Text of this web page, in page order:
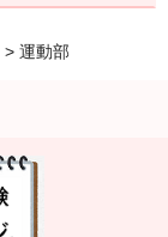
> 運動部